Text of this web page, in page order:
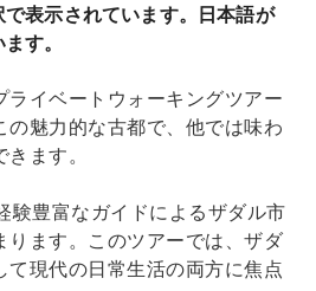
表示されています。日本語が
す。
ライベートウォーキングツアー
の魅力的な古都で、他では味わ
ます。
験豊富なガイドによるザダル市
ります。このツアーでは、ザダ
て現代の日常生活の両方に焦点